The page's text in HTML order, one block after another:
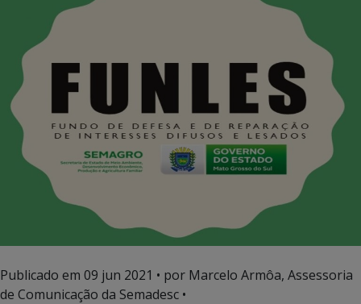
Publicado em 09 jun 2021 • por Marcelo Armôa, Assessoria
de Comunicação da Semadesc •